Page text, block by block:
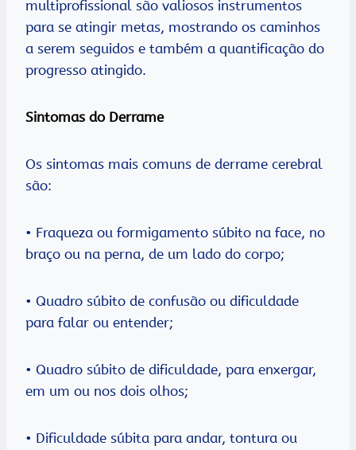
multiprofissional são valiosos instrumentos
para se atingir metas, mostrando os caminhos
a serem seguidos e também a quantificação do
progresso atingido.
Sintomas do Derrame
Os sintomas mais comuns de derrame cerebral
são:
• Fraqueza ou formigamento súbito na face, no
braço ou na perna, de um lado do corpo;
• Quadro súbito de confusão ou dificuldade
para falar ou entender;
• Quadro súbito de dificuldade, para enxergar,
em um ou nos dois olhos;
• Dificuldade súbita para andar, tontura ou